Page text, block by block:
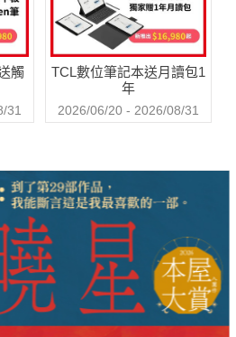
觸
31
TCL數位筆記本送月讀包1
年
2026/06/20 - 2026/08/31